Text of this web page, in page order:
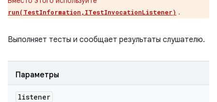
run(TestInformation,ITestInvocationListener) .
Выполняет тесты и сообщает результаты слушателю.
Параметры
listener